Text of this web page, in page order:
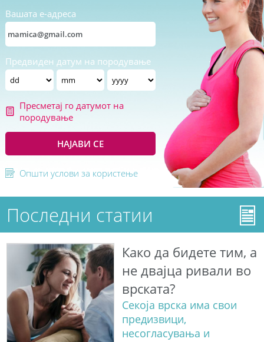
Вашата е-адреса
Предвиден датум на породување
Пресметај го датумот на
породување
НАЈАВИ СЕ
Општи услови за користење
Последни статии
Како да бидете тим, а
не двајца ривали во
врската?
Секоја врска има свои
предизвици,
несогласувања и